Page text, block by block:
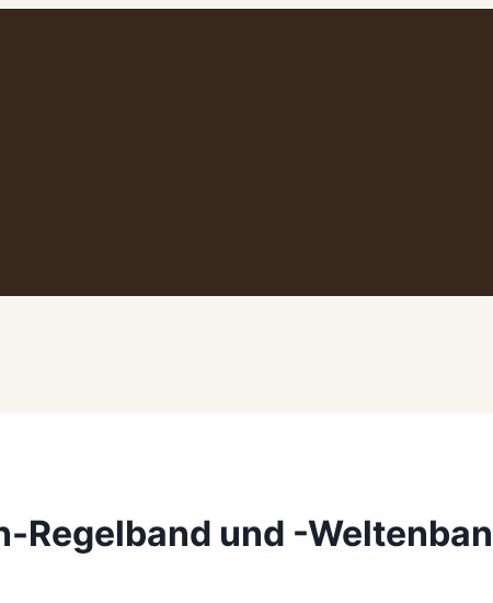
Regelband und -